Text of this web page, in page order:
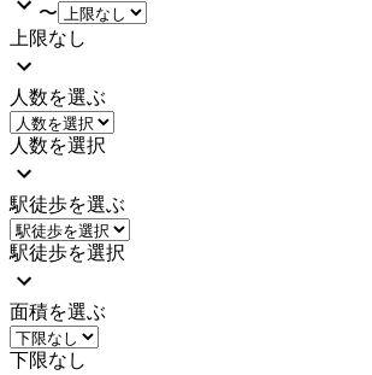
〜
上限なし
人数を選ぶ
人数を選択
駅徒歩を選ぶ
駅徒歩を選択
面積を選ぶ
下限なし